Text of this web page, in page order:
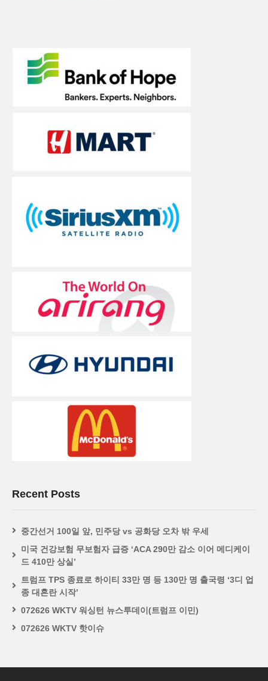
Recent Posts
중간선거 100일 앞, 민주당 vs 공화당 오차 밖 우세
미국 건강보험 무보험자 급증 ‘ACA 290만 감소 이어 메디케이
드 410만 상실’
트럼프 TPS 종료로 하이티 33만 명 등 130만 명 출국령 ‘3디 업
종 대혼란 시작’
072626 WKTV 워싱턴 뉴스투데이(트럼프 이민)
072626 WKTV 핫이슈